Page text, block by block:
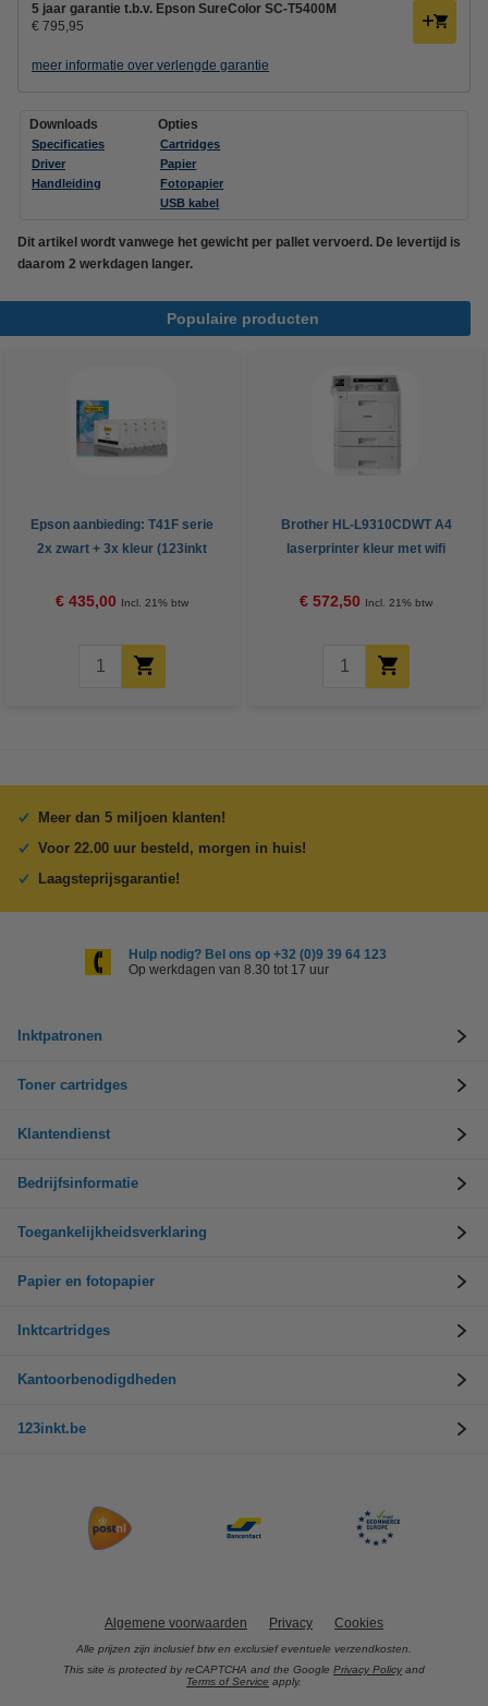
5 jaar garantie t.b.v. Epson SureColor SC-T5400M
€ 795,95
meer informatie over verlengde garantie
Downloads
Specificaties
Driver
Handleiding
Opties
Cartridges
Papier
Fotopapier
USB kabel
Dit artikel wordt vanwege het gewicht per pallet vervoerd. De levertijd is
daarom 2 werkdagen langer.
Populaire producten
Epson aanbieding: T41F serie
2x zwart + 3x kleur (123inkt
€ 435,00 Incl. 21% btw
Brother HL-L9310CDWT A4
laserprinter kleur met wifi
€ 572,50 Incl. 21% btw
Meer dan 5 miljoen klanten!
Voor 22.00 uur besteld, morgen in huis!
Laagsteprijsgarantie!
Hulp nodig? Bel ons op +32 (0)9 39 64 123
Op werkdagen van 8.30 tot 17 uur
Inktpatronen
Toner cartridges
Klantendienst
Bedrijfsinformatie
Toegankelijkheidsverklaring
Papier en fotopapier
Inktcartridges
Kantoorbenodigdheden
123inkt.be
Algemene voorwaarden Privacy Cookies
Alle prijzen zijn inclusief btw en exclusief eventuele verzendkosten.
This site is protected by reCAPTCHA and the Google Privacy Policy and
Terms of Service apply.